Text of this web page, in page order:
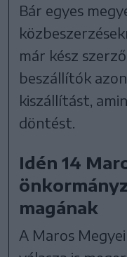
Bár egyes
már kész
beszállítók
kiszállítást,
döntést.
Idén 14
magának
A Maros